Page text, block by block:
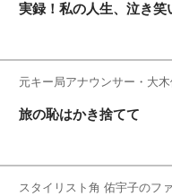
実録！私の人生、泣き笑
元キー局アナウンサー・大
旅の恥はかき捨てて
スタイリスト角 佑宇子のフ